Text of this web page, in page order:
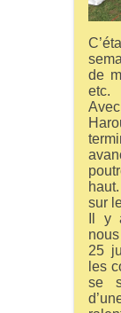
de
etc.
sur
Il y
25
les
se